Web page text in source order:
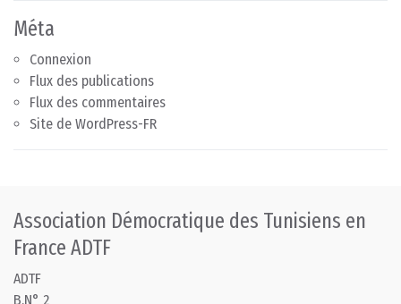
Méta
Connexion
Flux des publications
Flux des commentaires
Site de WordPress-FR
Association Démocratique des Tunisiens en
France ADTF
ADTF
B.N° 2